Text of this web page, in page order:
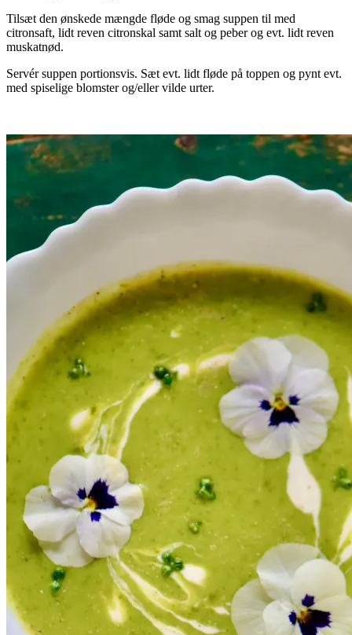
Tilsæt den ønskede mængde fløde og smag suppen til med
citronsaft, lidt reven citronskal samt salt og peber og evt. lidt reven
muskatnød.
Servér suppen portionsvis. Sæt evt. lidt fløde på toppen og pynt evt.
med spiselige blomster og/eller vilde urter.